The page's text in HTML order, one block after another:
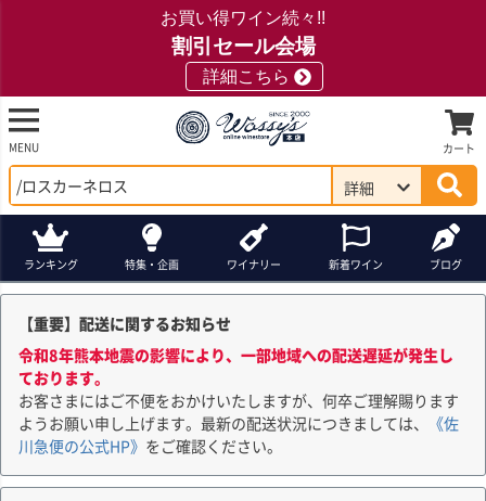
お買い得ワイン続々!!
割引セール会場
詳細こちら
MENU カート
詳細
ランキング 特集・企画 ワイナリー 新着ワイン ブログ
【重要】配送に関するお知らせ
令和8年熊本地震の影響により、一部地域への配送遅延が発生し
ております。
お客さまにはご不便をおかけいたしますが、何卒ご理解賜ります
ようお願い申し上げます。最新の配送状況につきましては、
《佐
川急便の公式HP》 をご確認ください。